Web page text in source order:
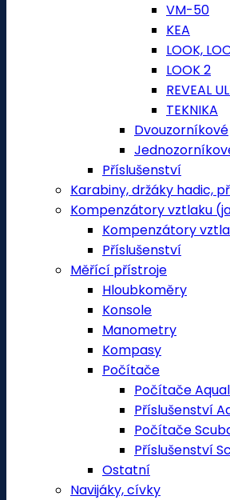
VM-50
KEA
LOOK,
LOOK 2
REVEAL
TEKNIKA
Dvouzorníkové
Příslušenství
Karabiny, držáky hadic,
Kompenzátory vztlaku
Kompenzátory
Příslušenství
Měřící přístroje
Hloubkoměry
Konsole
Manometry
Kompasy
Počítače
Počítače
Příslušenství
Počítače
Příslušenství
Ostatní
Navijáky, cívky